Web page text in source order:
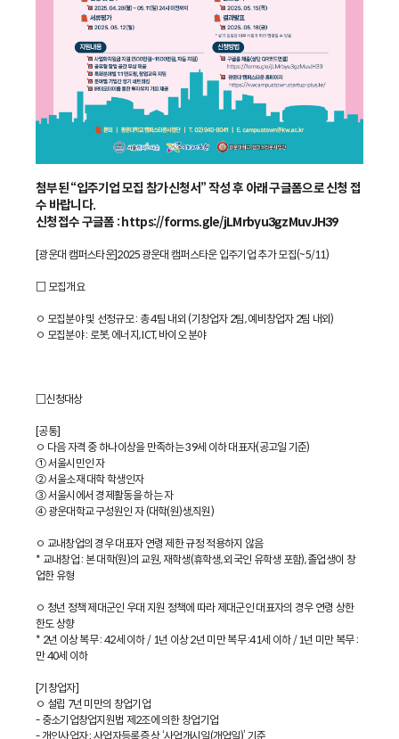
첨부된 “입주기업 모집 참가신청서” 작성 후 아래 구글폼으로 신청 접
수 바랍니다.
신청접수 구글폼 : https://forms.gle/jLMrbyu3gzMuvJH39
[광운대 캠퍼스타운]2025 광운대 캠퍼스타운 입주기업 추가 모집(~5/11)
□ 모집개요
ㅇ 모집분야 및 선정규모 : 총 4팀 내외 (기창업자 2팀, 예비창업자 2팀 내외)
ㅇ 모집분야 : 로봇, 에너지, ICT, 바이오 분야
□신청대상
[공통]
ㅇ 다음 자격 중 하나이상을 만족하는 39세 이하 대표자(공고일 기준)
① 서울시민인 자
② 서울소재 대학 학생인자
③ 서울시에서 경제활동을 하는 자
④ 광운대학교 구성원인 자 (대학(원)생,직원)
ㅇ 교내창업의 경우 대표자 연령 제한 규정 적용하지 않음
* 교내창업 : 본 대학(원)의 교원, 재학생(휴학생, 외국인 유학생 포함), 졸업생이 창
업한 유형
ㅇ 청년 정책 제대군인 우대 지원 정책에 따라 제대군인 대표자의 경우 연령 상한
한도 상향
* 2년 이상 복무 : 42세 이하 / 1년 이상 2년 미만 복무 :41세 이하 / 1년 미만 복무 :
만 40세 이하
[기창업자]
ㅇ 설립 7년 미만의 창업기업
- 중소기업창업지원법 제2조에 의한 창업기업
- 개인사업자 : 사업자등록증 상 ‘사업개시일(개업일)’ 기준